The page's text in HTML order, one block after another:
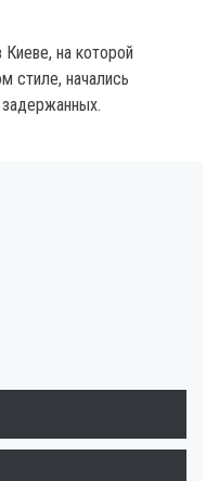
на которой
стиле, начались